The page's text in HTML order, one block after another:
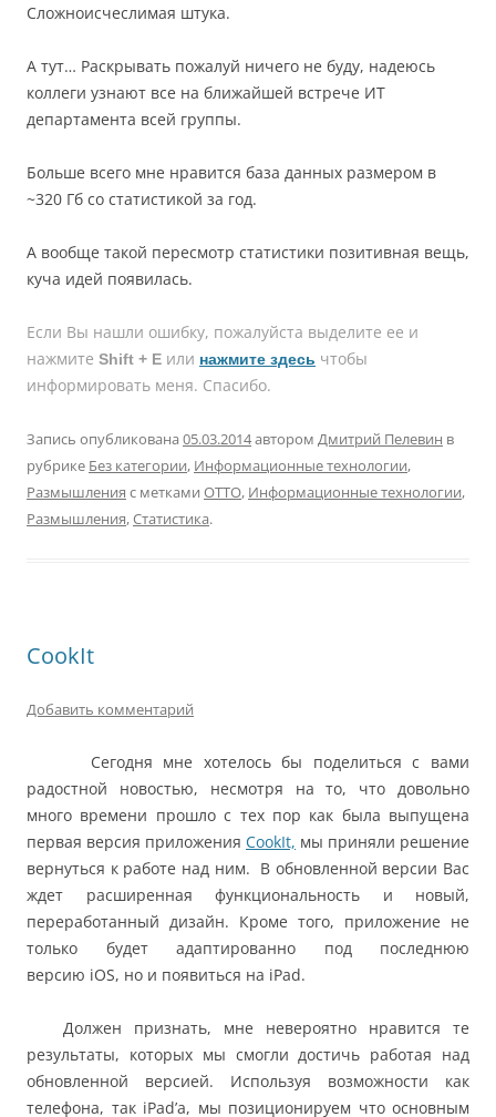
Сложноисчеслимая штука.
А тут… Раскрывать пожалуй ничего не буду, надеюсь
коллеги узнают все на ближайшей встрече ИТ
департамента всей группы.
Больше всего мне нравится база данных размером в
~320 Гб со статистикой за год.
А вообще такой пересмотр статистики позитивная вещь,
куча идей появилась.
Если Вы нашли ошибку, пожалуйcта выделите ее и
нажмите Shift + E или нажмите здесь чтобы
информировать меня. Спасибо.
Запись опубликована 05.03.2014автором Дмитрий Пелевин в
рубрике Без категории, Информационные технологии,
Размышления с метками OTTO, Информационные технологии,
Размышления,Статистика.
CookIt
Добавить комментарий
Сегодня мне хотелось бы поделиться с вами
радостной новостью, несмотря на то, что довольно
много времени прошло с тех пор как была выпущена
первая версия приложения CookIt, мы приняли решение
вернуться к работе над ним. В обновленной версии Вас
ждет расширенная функциональность и новый,
переработанный дизайн. Кроме того, приложение не
только будет адаптированно под последнюю
версию iOS, но и появиться на iPad.
Должен признать, мне невероятно нравится те
результаты, которых мы смогли достичь работая над
обновленной версией. Используя возможности как
телефона, так iPad’а, мы позиционируем что основным